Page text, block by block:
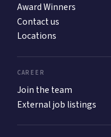
Award Winners
Contact us
Locations
CAREER
Join the team
External job listings